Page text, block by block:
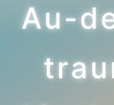
Au-